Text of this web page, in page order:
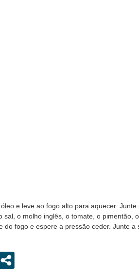
e leve ao fogo alto para aquecer.
sal, o molho inglês, o tomate, o pimentão,
do fogo e espere a pressão ceder. Junte